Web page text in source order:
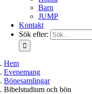
Barn
JUMP
Kontakt
Sök efter:
Hem
Evenemang
Bönesamlingar
Bibelstudium och bön